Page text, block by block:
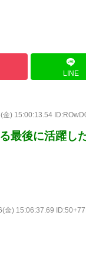
LINE
金) 15:00:13.54
最後に活躍し
金) 15:06:37.69